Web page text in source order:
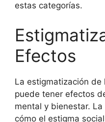
estas categorías.
Efectos
La estigmatización de
puede tener efectos
mental y bienestar.
cómo el estigma